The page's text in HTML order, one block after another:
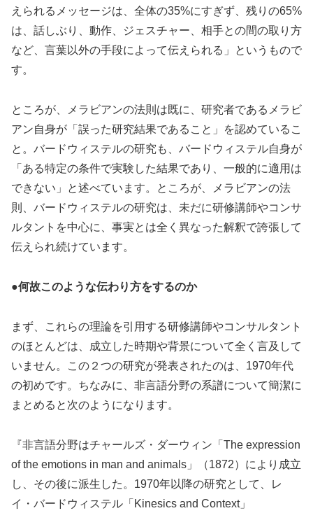
えられるメッセージは、全体の35%にすぎず、残りの65%
は、話しぶり、動作、ジェスチャー、相手との間の取り方
など、言葉以外の手段によって伝えられる」というもので
す。
ところが、メラビアンの法則は既に、研究者であるメラビ
アン自身が「誤った研究結果であること」を認めているこ
と。バードウィステルの研究も、バードウィステル自身が
「ある特定の条件で実験した結果であり、一般的に適用は
できない」と述べています。ところが、メラビアンの法
則、バードウィステルの研究は、未だに研修講師やコンサ
ルタントを中心に、事実とは全く異なった解釈で誇張して
伝えられ続けています。
●何故このような伝わり方をするのか
まず、これらの理論を引用する研修講師やコンサルタント
のほとんどは、成立した時期や背景について全く言及して
いません。この２つの研究が発表されたのは、1970年代
の初めです。ちなみに、非言語分野の系譜について簡潔に
まとめると次のようになります。
『非言語分野はチャールズ・ダーウィン「The expression
of the emotions in man and animals」（1872）により成立
し、その後に派生した。1970年以降の研究として、レ
イ・バードウィステル「Kinesics and Context」